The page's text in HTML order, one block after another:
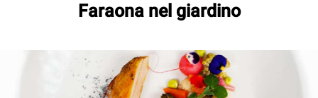
Faraona nel giardino